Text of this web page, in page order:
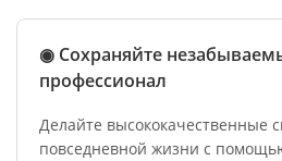
◉ Сохраняйте
профессионал
Делайте высококачественные
повседневной жизни с